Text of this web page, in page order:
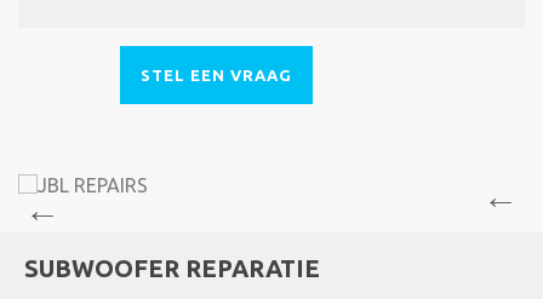
STEL EEN VRAAG
SUBWOOFER REPARATIE